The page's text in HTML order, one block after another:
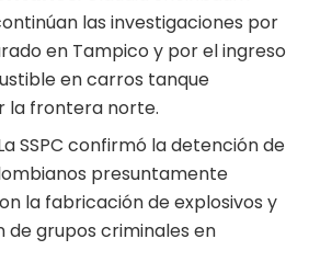
las investigaciones por
en Tampico y por el ingreso
en carros tanque
la frontera norte.
SSPC confirmó la detención de
presuntamente
la fabricación de explosivos y
de grupos criminales en